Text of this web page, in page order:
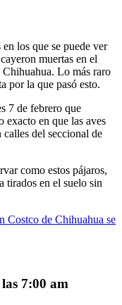
los que se puede ver
muertas en el
Lo más raro
por la que pasó esto.
7 de febrero que
exacto en que las aves
calles del seccional de
como estos pájaros,
tirados en el suelo sin
Costco de Chihuahua se
7:00 am